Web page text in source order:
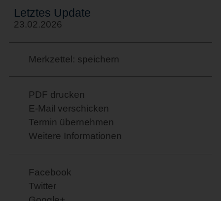
Letztes Update
23.02.2026
Merkzettel: speichern
PDF drucken
E-Mail verschicken
Termin übernehmen
Weitere Informationen
Facebook
Twitter